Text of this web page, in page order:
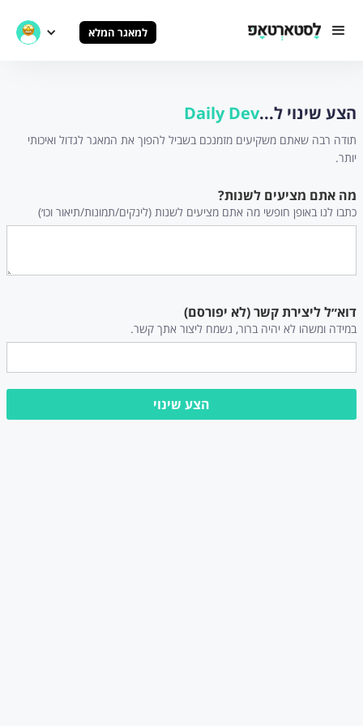
למאגר המלא
הצע שינוי ל...Daily Dev
תודה רבה שאתם משקיעים מזמנכם בשביל להפוך את המאגר לגדול ואיכותי
יותר.
מה אתם מציעים לשנות?
כתבו לנו באופן חופשי מה אתם מציעים לשנות (לינקים/תמונות/תיאור וכו׳)
דוא״ל ליצירת קשר (לא יפורסם)
במידה ומשהו לא יהיה ברור, נשמח ליצור אתך קשר.